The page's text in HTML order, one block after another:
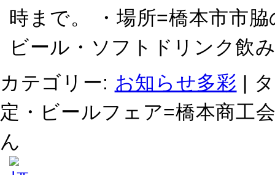
時まで。 ・場所=橋本市市
ビール・ソフトドリンク飲
カテゴリー: お知らせ多彩 |
定・ビールフェア=橋本商工
ん